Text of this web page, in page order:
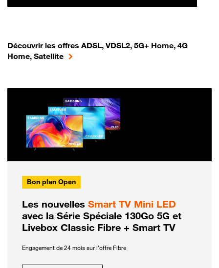
Découvrir les offres ADSL, VDSL2, 5G+ Home, 4G
Home, Satellite
Bon plan Open
Les nouvelles Smart TV Mini LED
avec la Série Spéciale 130Go 5G et
Livebox Classic Fibre + Smart TV
Engagement de 24 mois sur l'offre Fibre